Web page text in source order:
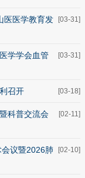
[03-31]
医医学教育发
[03-31]
学学会血管
[03-18]
召开
[02-11]
科普交流会
[02-10]
会议暨2026肺